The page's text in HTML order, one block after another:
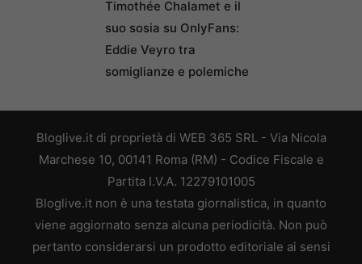
Timothée Chalamet e il
suo sosia su OnlyFans:
Eddie Veyro tra
somiglianze e polemiche
Bloglive.it di proprietà di WEB 365 SRL - Via Nicola
Marchese 10, 00141 Roma (RM) - Codice Fiscale e
Partita I.V.A. 12279101005
Bloglive.it non è una testata giornalistica, in quanto
viene aggiornato senza alcuna periodicità. Non può
pertanto considerarsi un prodotto editoriale ai sensi